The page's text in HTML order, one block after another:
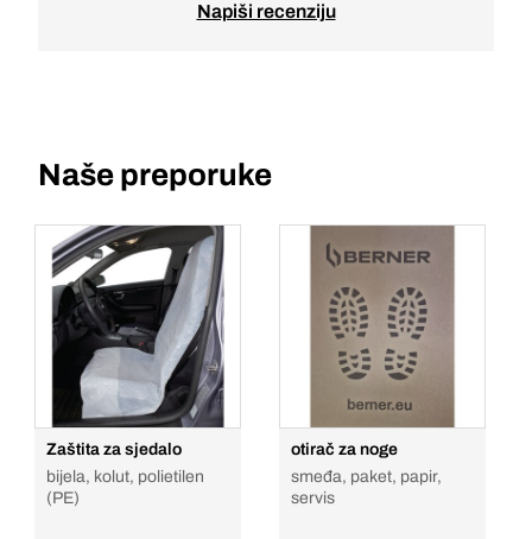
Napiši recenziju
Naše preporuke
Zaštita za sjedalo
bijela, kolut, polietilen
(PE)
otirač za noge
smeđa, paket, papir,
servis